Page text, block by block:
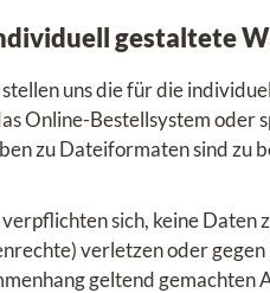
gestaltete
stellen uns die für die
Online-Bestellsystem oder
zu Dateiformaten sind zu
verpflichten sich, keine
verletzen oder gegen
geltend gemachten